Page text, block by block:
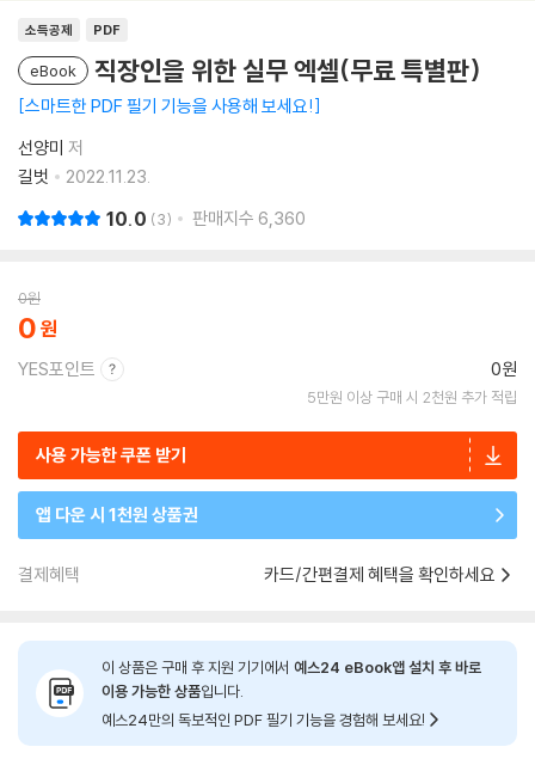
소득공제 PDF
eBook 직장인을 위한 실무 엑셀(무료 특별판)
스마트한 PDF 필기 기능을 사용해 보세요!
선양미 저
길벗
2022.11.23.
10.0 3 판매지수 6,360
0원
0
YES포인트 0원
5만원 이상 구매 시 2천원 추가 적립
사용 가능한 쿠폰 받기
앱 다운 시 1천원 상품권
결제혜택 카드/간편결제 혜택을 확인하세요
이 상품은 구매 후 지원 기기에서 예스24 eBook앱 설치 후 바로
이용 가능한 상품입니다.
예스24만의 독보적인 PDF 필기 기능을 경험해 보세요!